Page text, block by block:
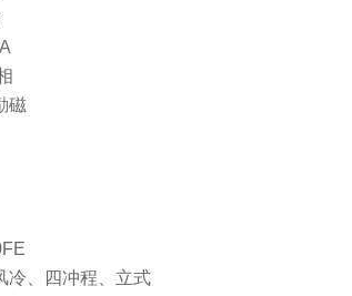
磁
冷、四冲程、立式